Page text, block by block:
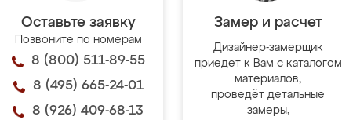
Оставьте заявку
Позвоните по номерам
8 (800) 511-89-55
8 (495) 665-24-01
8 (926) 409-68-13
Замер и расчет
Дизайнер-замерщик
приедет к Вам с каталогом
материалов,
проведёт детальные
замеры,